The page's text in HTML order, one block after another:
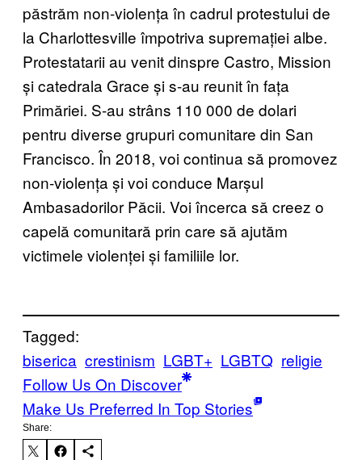
păstrăm non-violența în cadrul protestului de
la Charlottesville împotriva supremației albe.
Protestatarii au venit dinspre Castro, Mission
și catedrala Grace și s-au reunit în fața
Primăriei. S-au strâns 110 000 de dolari
pentru diverse grupuri comunitare din San
Francisco. În 2018, voi continua să promovez
non-violența și voi conduce Marșul
Ambasadorilor Păcii. Voi încerca să creez o
capelă comunitară prin care să ajutăm
victimele violenței și familiile lor.
Tagged:
biserica crestinism LGBT+ LGBTQ religie
Follow Us On Discover
Make Us Preferred In Top Stories
Share: